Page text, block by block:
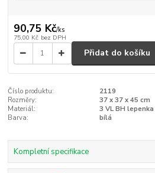
90,75 Kč/ks
75,00 Kč bez DPH
Přidat do košíku
Číslo produktu:
2119
Rozměry:
37 x 37 x 45 cm
Materiál:
3 VL BH lepenka
Barva:
bílá
Kompletní specifikace